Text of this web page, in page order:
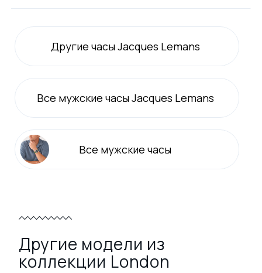
Другие часы Jacques Lemans
Все мужские часы Jacques Lemans
Все мужские часы
Другие модели из
коллекции London